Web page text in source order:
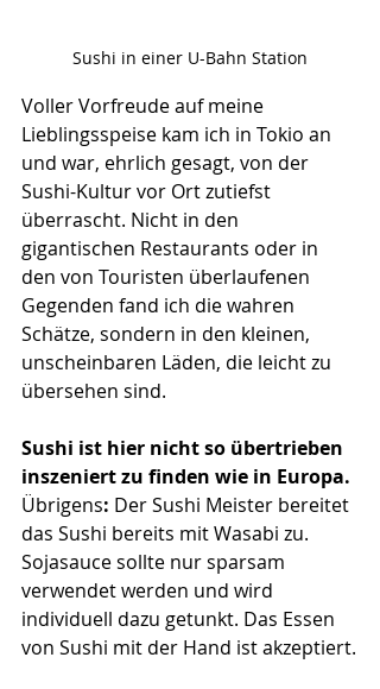
Sushi in einer U-Bahn Station
Voller Vorfreude auf meine
Lieblingsspeise kam ich in Tokio an
und war, ehrlich gesagt, von der
Sushi-Kultur vor Ort zutiefst
überrascht. Nicht in den
gigantischen Restaurants oder in
den von Touristen überlaufenen
Gegenden fand ich die wahren
Schätze, sondern in den kleinen,
unscheinbaren Läden, die leicht zu
übersehen sind.
Sushi ist hier nicht so übertrieben
inszeniert zu finden wie in Europa.
Übrigens: Der Sushi Meister bereitet
das Sushi bereits mit Wasabi zu.
Sojasauce sollte nur sparsam
verwendet werden und wird
individuell dazu getunkt. Das Essen
von Sushi mit der Hand ist akzeptiert.